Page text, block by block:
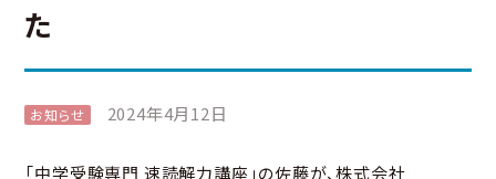
た
お知らせ 2024年4月12日
「中学受験専門 速読解力講座」の佐藤が、株式会社